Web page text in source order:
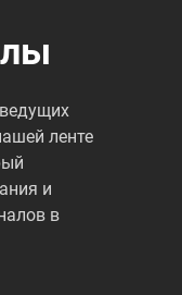
ленте
и
в